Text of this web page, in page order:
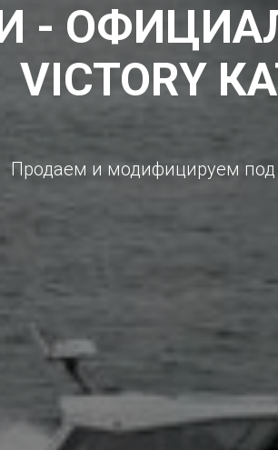
-
VICTORY
Продаем и модифицируем под